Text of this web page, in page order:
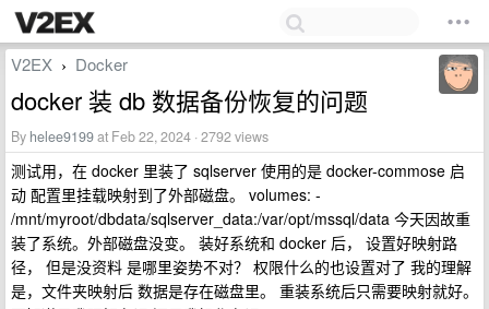
V2EX › Docker
docker 装 db 数据备份恢复的问题
By helee9199at Feb 22, 2024 · 2792 views
测试用，在 docker 里装了 sqlserver 使用的是 docker-commose 启
动 配置里挂载映射到了外部磁盘。 volumes: -
/mnt/myroot/dbdata/sqlserver_data:/var/opt/mssql/data 今天因故重
装了系统。外部磁盘没变。 装好系统和 docker 后， 设置好映射路
径， 但是没资料 是哪里姿势不对？ 权限什么的也设置对了 我的理解
是，文件夹映射后 数据是存在磁盘里。 重装系统后只需要映射就好。